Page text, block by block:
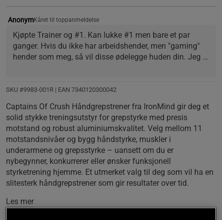
AnonymKåret til toppanmeldelse
Kjøpte Trainer og #1. Kan lukke #1 men bare et par
ganger. Hvis du ikke har arbeidshender, men "gaming"
hender som meg, så vil disse ødelegge huden din. Jeg
dette, har jeg lest. Bare en advarsel. Du kan gå med
Jeg vil uansett forsette og bruke disse og etterhvert gro
tykkere hud. Hva er vitsen med og ha et kraftig grep om
du ikke tåler litt smerte?
SKU #9983-001R | EAN 7340120300042
Captains Of Crush Håndgrepstrener fra IronMind gir deg et
solid stykke treningsutstyr for grepstyrke med presis
motstand og robust aluminiumskvalitet. Velg mellom 11
motstandsnivåer og bygg håndstyrke, muskler i
underarmene og grepsstyrke – uansett om du er
nybegynner, konkurrerer eller ønsker funksjonell
styrketrening hjemme. Et utmerket valg til deg som vil ha en
slitesterk håndgrepstrener som gir resultater over tid.
Les mer